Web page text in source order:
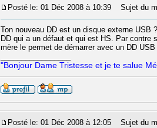
Posté le: 01 Déc 2008 à 10:39 Sujet du
Ton nouveau DD est un disque externe
DD qui a un défaut et qui est HS. Par
mère le permet de démarrer avec un DD
"Bonjour Dame Tristesse et je te salue
Posté le: 01 Déc 2008 à 12:05 Sujet du